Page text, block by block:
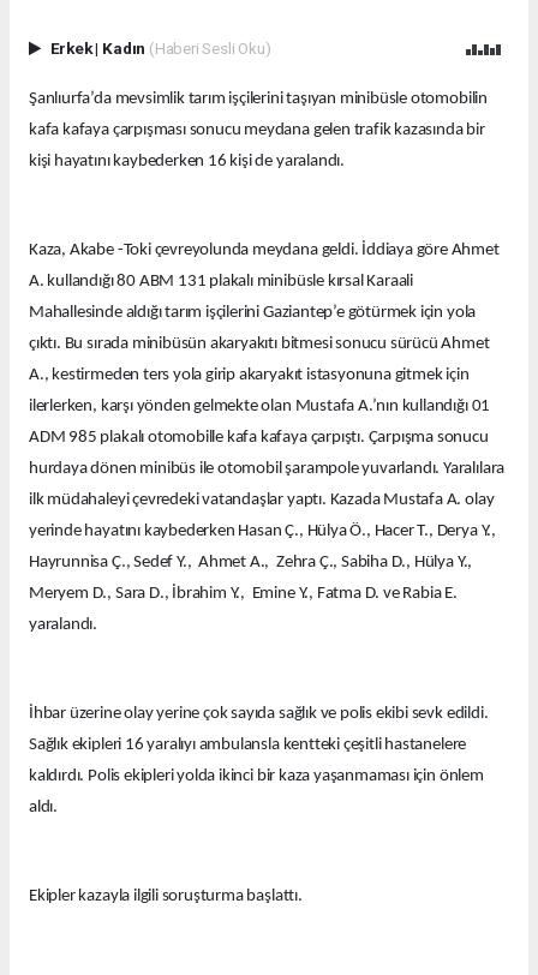
Erkek| Kadın (Haberi Sesli Oku)
Şanlıurfa’da mevsimlik tarım işçilerini taşıyan minibüsle otomobilin
kafa kafaya çarpışması sonucu meydana gelen trafik kazasında bir
kişi hayatını kaybederken 16 kişi de yaralandı.
Kaza, Akabe -Toki çevreyolunda meydana geldi. İddiaya göre Ahmet
A. kullandığı 80 ABM 131 plakalı minibüsle kırsal Karaali
Mahallesinde aldığı tarım işçilerini Gaziantep’e götürmek için yola
çıktı. Bu sırada minibüsün akaryakıtı bitmesi sonucu sürücü Ahmet
A., kestirmeden ters yola girip akaryakıt istasyonuna gitmek için
ilerlerken, karşı yönden gelmekte olan Mustafa A.’nın kullandığı 01
ADM 985 plakalı otomobille kafa kafaya çarpıştı. Çarpışma sonucu
hurdaya dönen minibüs ile otomobil şarampole yuvarlandı. Yaralılara
ilk müdahaleyi çevredeki vatandaşlar yaptı. Kazada Mustafa A. olay
yerinde hayatını kaybederken Hasan Ç., Hülya Ö., Hacer T., Derya Y.,
Hayrunnisa Ç., Sedef Y., Ahmet A., Zehra Ç., Sabiha D., Hülya Y.,
Meryem D., Sara D., İbrahim Y., Emine Y., Fatma D. ve Rabia E.
yaralandı.
İhbar üzerine olay yerine çok sayıda sağlık ve polis ekibi sevk edildi.
Sağlık ekipleri 16 yaralıyı ambulansla kentteki çeşitli hastanelere
kaldırdı. Polis ekipleri yolda ikinci bir kaza yaşanmaması için önlem
aldı.
Ekipler kazayla ilgili soruşturma başlattı.